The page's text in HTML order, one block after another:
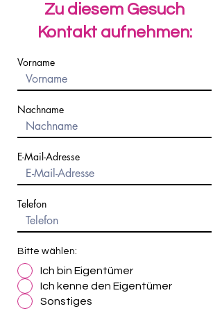
Zu diesem Gesuch
Kontakt aufnehmen:
Vorname
Nachname
E-Mail-Adresse
Telefon
Bitte wählen:
Ich bin Eigentümer
Ich kenne den Eigentümer
Sonstiges